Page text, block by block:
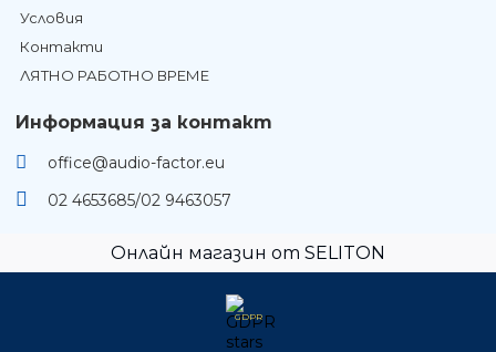
Условия
Контакти
ЛЯТНО РАБОТНО ВРЕМЕ
Информация за контакт
office@audio-factor.eu
02 4653685/02 9463057
Онлайн магазин от SELITON
GDPR